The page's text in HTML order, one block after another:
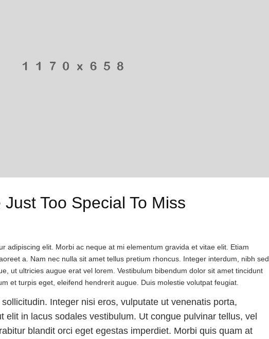
Too Special To Miss
adipiscing elit. Morbi ac neque at mi elementum gravida et vitae elit. Etiam
a. Nam nec nulla sit amet tellus pretium rhoncus. Integer interdum, nibh sed
ut ultricies augue erat vel lorem. Vestibulum bibendum dolor sit amet tincidunt
et turpis eget, eleifend hendrerit augue. Duis molestie volutpat feugiat.
Integer nisi eros, vulputate ut venenatis porta,
elit in lacus sodales vestibulum. Ut congue pulvinar tellus, vel
blandit orci eget egestas imperdiet. Morbi quis quam at